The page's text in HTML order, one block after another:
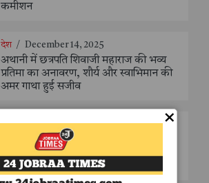
कमीशन
देश / December 14, 2025
अथानी में छत्रपति शिवाजी महाराज की भव्य
प्रतिमा का अनावरण, शौर्य और स्वाभिमान की
अमर गाथा हुई सजीव
टेक्नोलॉजी / November 27, 2025
सौर ऊर्जा की चमक क्यों मंद पड़ने लगी? ऊर्जा
क्रांति की उलझन का सबसे विस्तृत विश्लेषण -
संजय सक्सेना
×